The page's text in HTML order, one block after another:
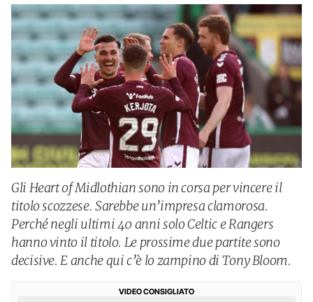
Gli Heart of Midlothian sono in corsa per vincere il
titolo scozzese. Sarebbe un’impresa clamorosa.
Perché negli ultimi 40 anni solo Celtic e Rangers
hanno vinto il titolo. Le prossime due partite sono
decisive. E anche qui c’è lo zampino di Tony Bloom.
VIDEO CONSIGLIATO